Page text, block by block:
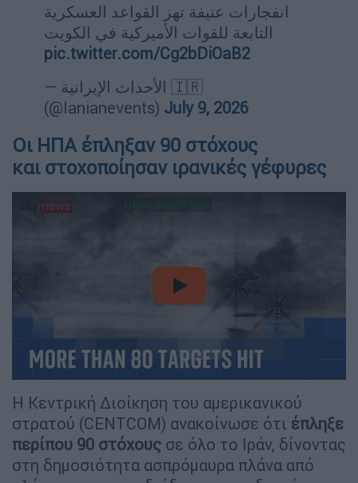
انفجارات عنيفة تهز القواعد العسكرية
التابعة للقوات الأميركية في الكويت
pic.twitter.com/Cg2bDiOaB2
— الأحداث الإيرانية 🇮🇷
(@Ianianevents) July 9, 2026
Οι ΗΠΑ έπληξαν 90 στόχους
και στοχοποίησαν ιρανικές γέφυρες
video
Η Κεντρική Διοίκηση του αμερικανικού
στρατού (CENTCOM) ανακοίνωσε ότι έπληξε
περίπου 90 στόχους σε όλο το Ιράν, δίνοντας
στη δημοσιότητα ασπρόμαυρα πλάνα από